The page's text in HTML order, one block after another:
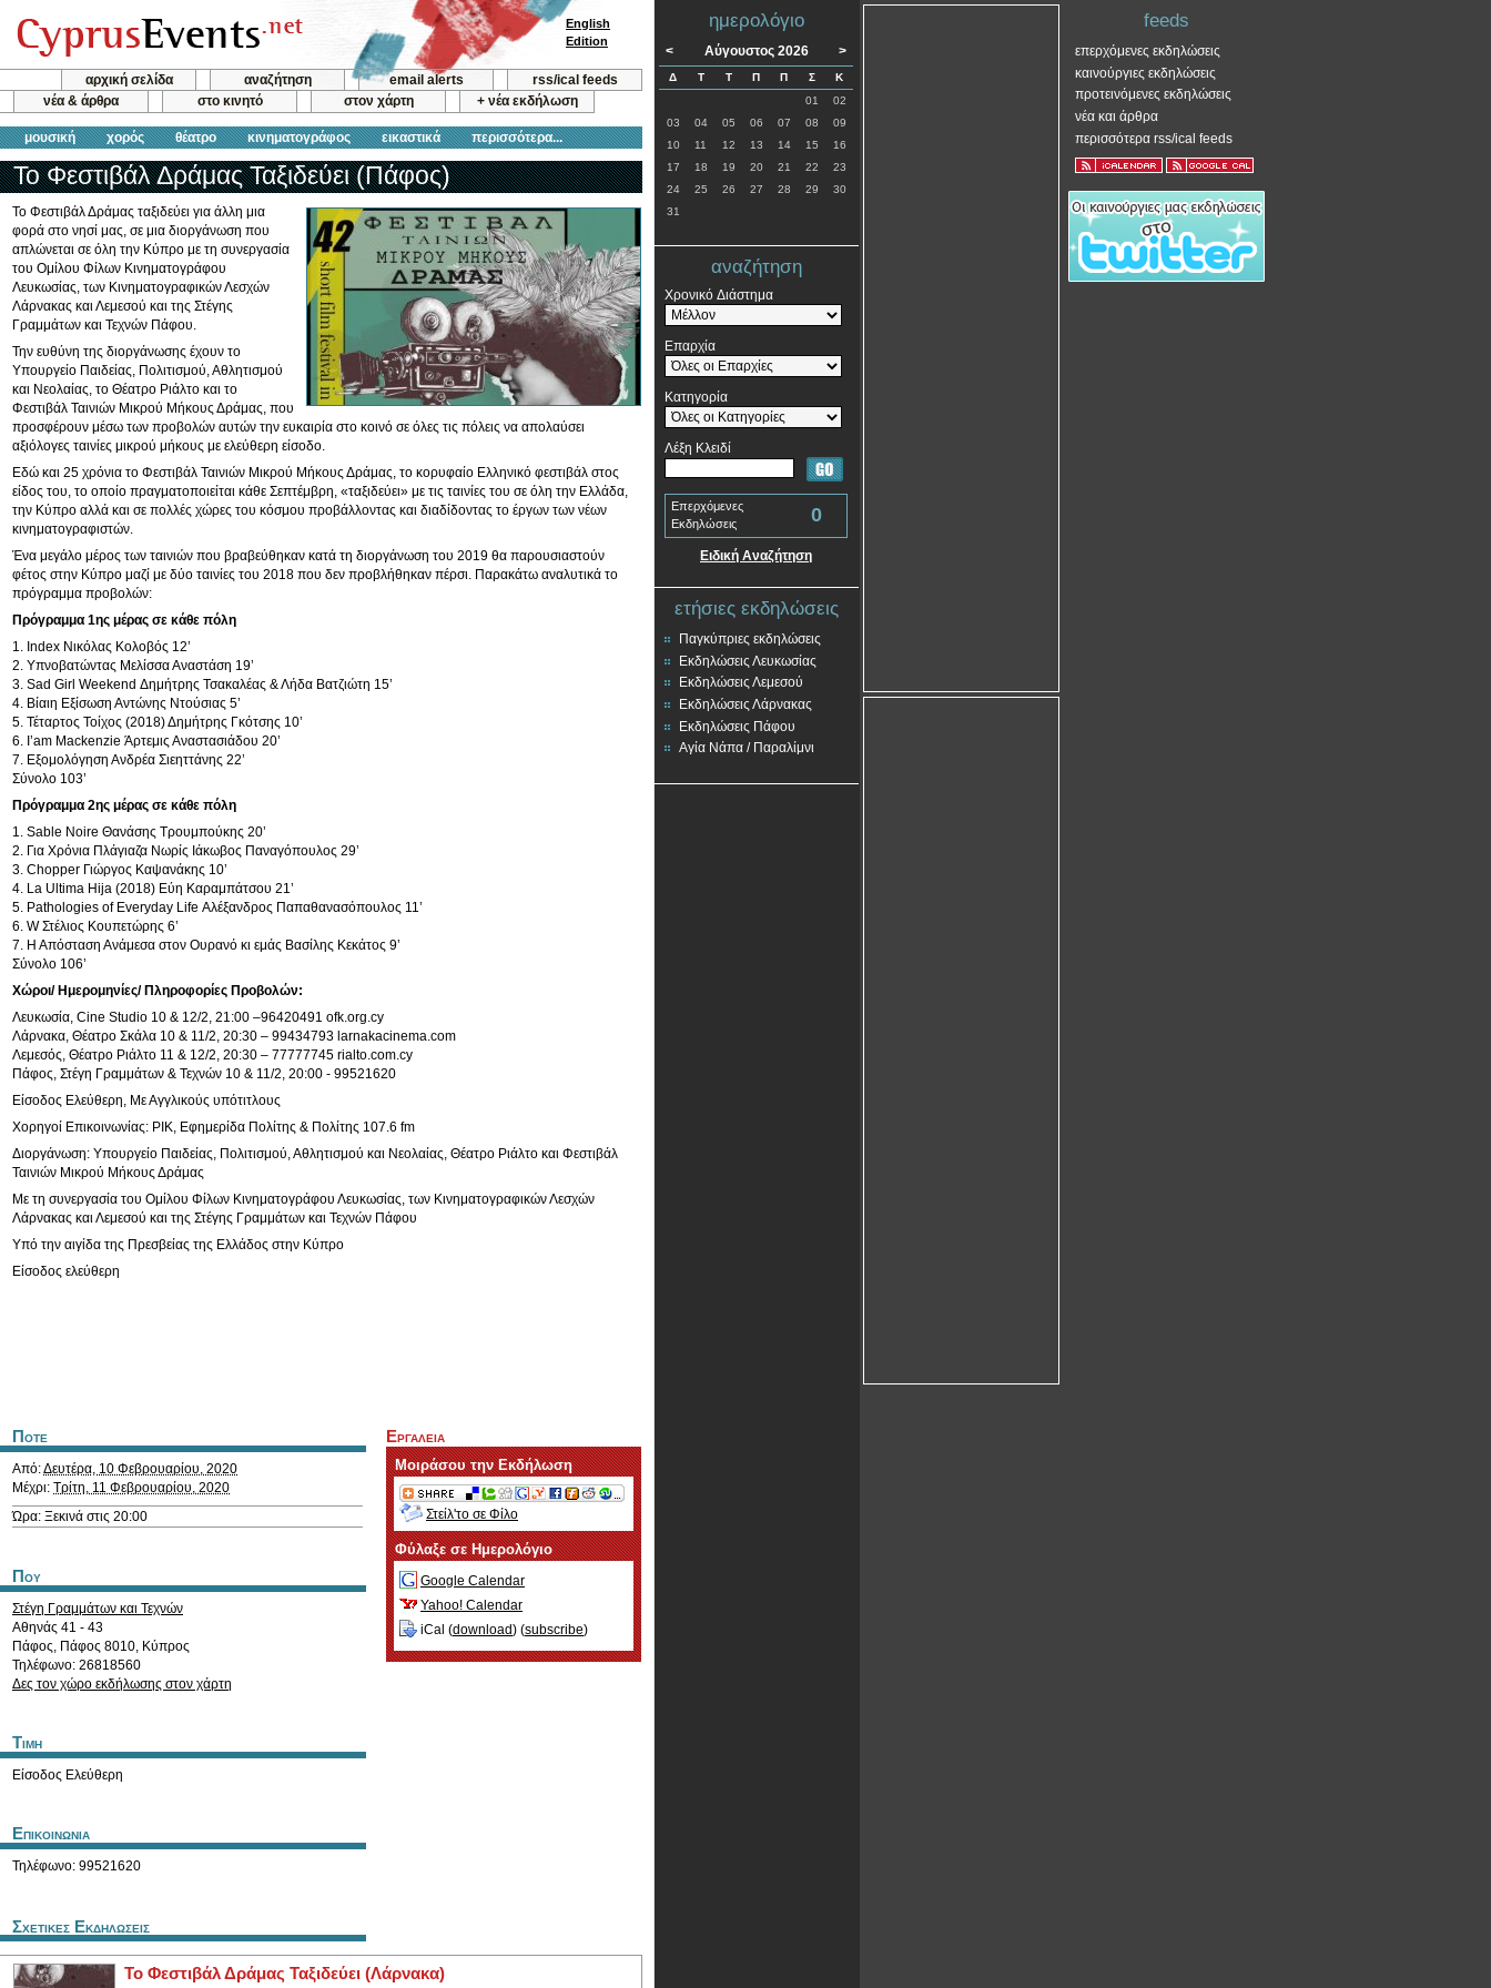
αρχική σελίδα αναζήτηση email alerts
rss/ical feeds
νέα & άρθρα
στο κινητό στον χάρτη + νέα εκδήλωση
μουσική χορός θέατρο κινηματογράφος εικαστικά περισσότερα...
English
Edition
Το Φεστιβάλ Δράμας Ταξιδεύει (Πάφος)
Το Φεστιβάλ Δράμας ταξιδεύει για άλλη μια
φορά στο νησί μας, σε μια διοργάνωση που
απλώνεται σε όλη την Κύπρο με τη συνεργασία
του Ομίλου Φίλων Κινηματογράφου
Λευκωσίας, των Κινηματογραφικών Λεσχών
Λάρνακας και Λεμεσού και της Στέγης
Γραμμάτων και Τεχνών Πάφου.
Την ευθύνη της διοργάνωσης έχουν το
Υπουργείο Παιδείας, Πολιτισμού, Αθλητισμού
και Νεολαίας, το Θέατρο Ριάλτο και το
Φεστιβάλ Ταινιών Μικρού Μήκους Δράμας, που
προσφέρουν μέσω των προβολών αυτών την ευκαιρία στο κοινό σε όλες τις πόλεις να απολαύσει
αξιόλογες ταινίες μικρού μήκους με ελεύθερη είσοδο.
Εδώ και 25 χρόνια το Φεστιβάλ Ταινιών Μικρού Μήκους Δράμας, το κορυφαίο Ελληνικό φεστιβάλ στος
είδος του, το οποίο πραγματοποιείται κάθε Σεπτέμβρη, «ταξιδεύει» με τις ταινίες του σε όλη την Ελλάδα,
την Κύπρο αλλά και σε πολλές χώρες του κόσμου προβάλλοντας και διαδίδοντας το έργων των νέων
κινηματογραφιστών.
Ένα μεγάλο μέρος των ταινιών που βραβεύθηκαν κατά τη διοργάνωση του 2019 θα παρουσιαστούν
φέτος στην Κύπρο μαζί με δύο ταινίες του 2018 που δεν προβλήθηκαν πέρσι. Παρακάτω αναλυτικά το
πρόγραμμα προβολών:
Πρόγραμμα 1ης μέρας σε κάθε πόλη
1. Index Νικόλας Κολοβός 12’
2. Υπνοβατώντας Μελίσσα Αναστάση 19’
3. Sad Girl Weekend Δημήτρης Τσακαλέας & Λήδα Βατζιώτη 15’
4. Βίαιη Εξίσωση Αντώνης Ντούσιας 5’
5. Τέταρτος Τοίχος (2018) Δημήτρης Γκότσης 10’
6. I’am Mackenzie Άρτεμις Αναστασιάδου 20’
7. Εξομολόγηση Ανδρέα Σιεηττάνης 22’
Σύνολο 103’
Πρόγραμμα 2ης μέρας σε κάθε πόλη
1. Sable Noire Θανάσης Τρουμπούκης 20’
2. Για Χρόνια Πλάγιαζα Νωρίς Ιάκωβος Παναγόπουλος 29’
3. Chopper Γιώργος Καψανάκης 10’
4. La Ultima Hija (2018) Εύη Καραμπάτσου 21’
5. Pathologies of Everyday Life Αλέξανδρος Παπαθανασόπουλος 11’
6. W Στέλιος Κουπετώρης 6’
7. Η Απόσταση Ανάμεσα στον Ουρανό κι εμάς Βασίλης Κεκάτος 9’
Σύνολο 106’
Χώροι/ Ημερομηνίες/ Πληροφορίες Προβολών:
Λευκωσία, Cine Studio 10 & 12/2, 21:00 –96420491 ofk.org.cy
Λάρνακα, Θέατρο Σκάλα 10 & 11/2, 20:30 – 99434793 larnakacinema.com
Λεμεσός, Θέατρο Ριάλτο 11 & 12/2, 20:30 – 77777745 rialto.com.cy
Πάφος, Στέγη Γραμμάτων & Τεχνών 10 & 11/2, 20:00 - 99521620
Είσοδος Ελεύθερη, Με Αγγλικούς υπότιτλους
Χορηγοί Επικοινωνίας: ΡΙΚ, Εφημερίδα Πολίτης & Πολίτης 107.6 fm
Διοργάνωση: Υπουργείο Παιδείας, Πολιτισμού, Αθλητισμού και Νεολαίας, Θέατρο Ριάλτο και Φεστιβάλ
Ταινιών Μικρού Μήκους Δράμας
Με τη συνεργασία του Ομίλου Φίλων Κινηματογράφου Λευκωσίας, των Κινηματογραφικών Λεσχών
Λάρνακας και Λεμεσού και της Στέγης Γραμμάτων και Τεχνών Πάφου
Υπό την αιγίδα της Πρεσβείας της Ελλάδος στην Κύπρο
Είσοδος ελεύθερη
Ποτε
Από:Δευτέρα, 10 Φεβρουαρίου, 2020
Μέχρι: Τρίτη, 11 Φεβρουαρίου, 2020
Ώρα: Ξεκινά στις 20:00
Που
Στέγη Γραμμάτων και Τεχνών
Αθηνάς 41 - 43
Πάφος, Πάφος 8010, Κύπρος
Τηλέφωνο: 26818560
Δες τον χώρο εκδήλωσης στον χάρτη
Τιμη
Είσοδος Ελεύθερη
Επικοινωνια
Τηλέφωνο: 99521620
Εργαλεια
Μοιράσου την Εκδήλωση
Στείλ'το σε Φίλο
Φύλαξε σε Ημερολόγιο
Google Calendar
Yahoo! Calendar
iCal (download) (subscribe)
Σχετικες Εκδηλωσεις
Το Φεστιβάλ Δράμας Ταξιδεύει (Λάρνακα)
ημερολόγιο
< Αύγουστος 2026 >
Δ Τ Τ Π Π Σ
Κ
01
02
03
04 05 06 07 08
09
10
11 12 13 14 15
16
17
18 19 20 21 22
23
24
25 26 27 28 29
30
31
αναζήτηση
Χρονικό Διάστημα
Επαρχία
Κατηγορία
Λέξη Κλειδί
Επερχόμενες
Εκδηλώσεις
0
Ειδική Αναζήτηση
ετήσιες εκδηλώσεις
Παγκύπριες εκδηλώσεις
Εκδηλώσεις Λευκωσίας
Εκδηλώσεις Λεμεσού
Εκδηλώσεις Λάρνακας
Εκδηλώσεις Πάφου
Αγία Νάπα / Παραλίμνι
feeds
επερχόμενες εκδηλώσεις
καινούργιες εκδηλώσεις
προτεινόμενες εκδηλώσεις
νέα και άρθρα
περισσότερα rss/ical feeds